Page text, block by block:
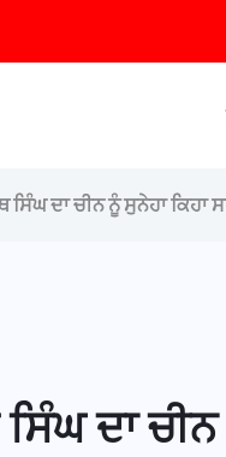
ਸਿੰਘ ਦਾ ਚੀਨ ਨੂੰ ਸੁਨੇਹਾ ਕਿਹਾ
ਦਾ